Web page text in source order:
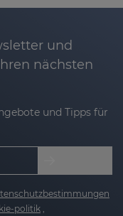
speziell
zu
oder
Salicylsäure:
und
nächsten
und Tipps für
politik